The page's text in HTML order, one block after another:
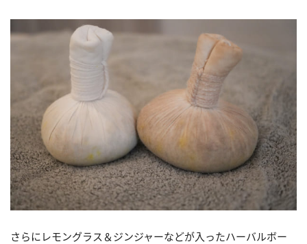
さらにレモングラス＆ジンジャーなどが入ったハーバルボー